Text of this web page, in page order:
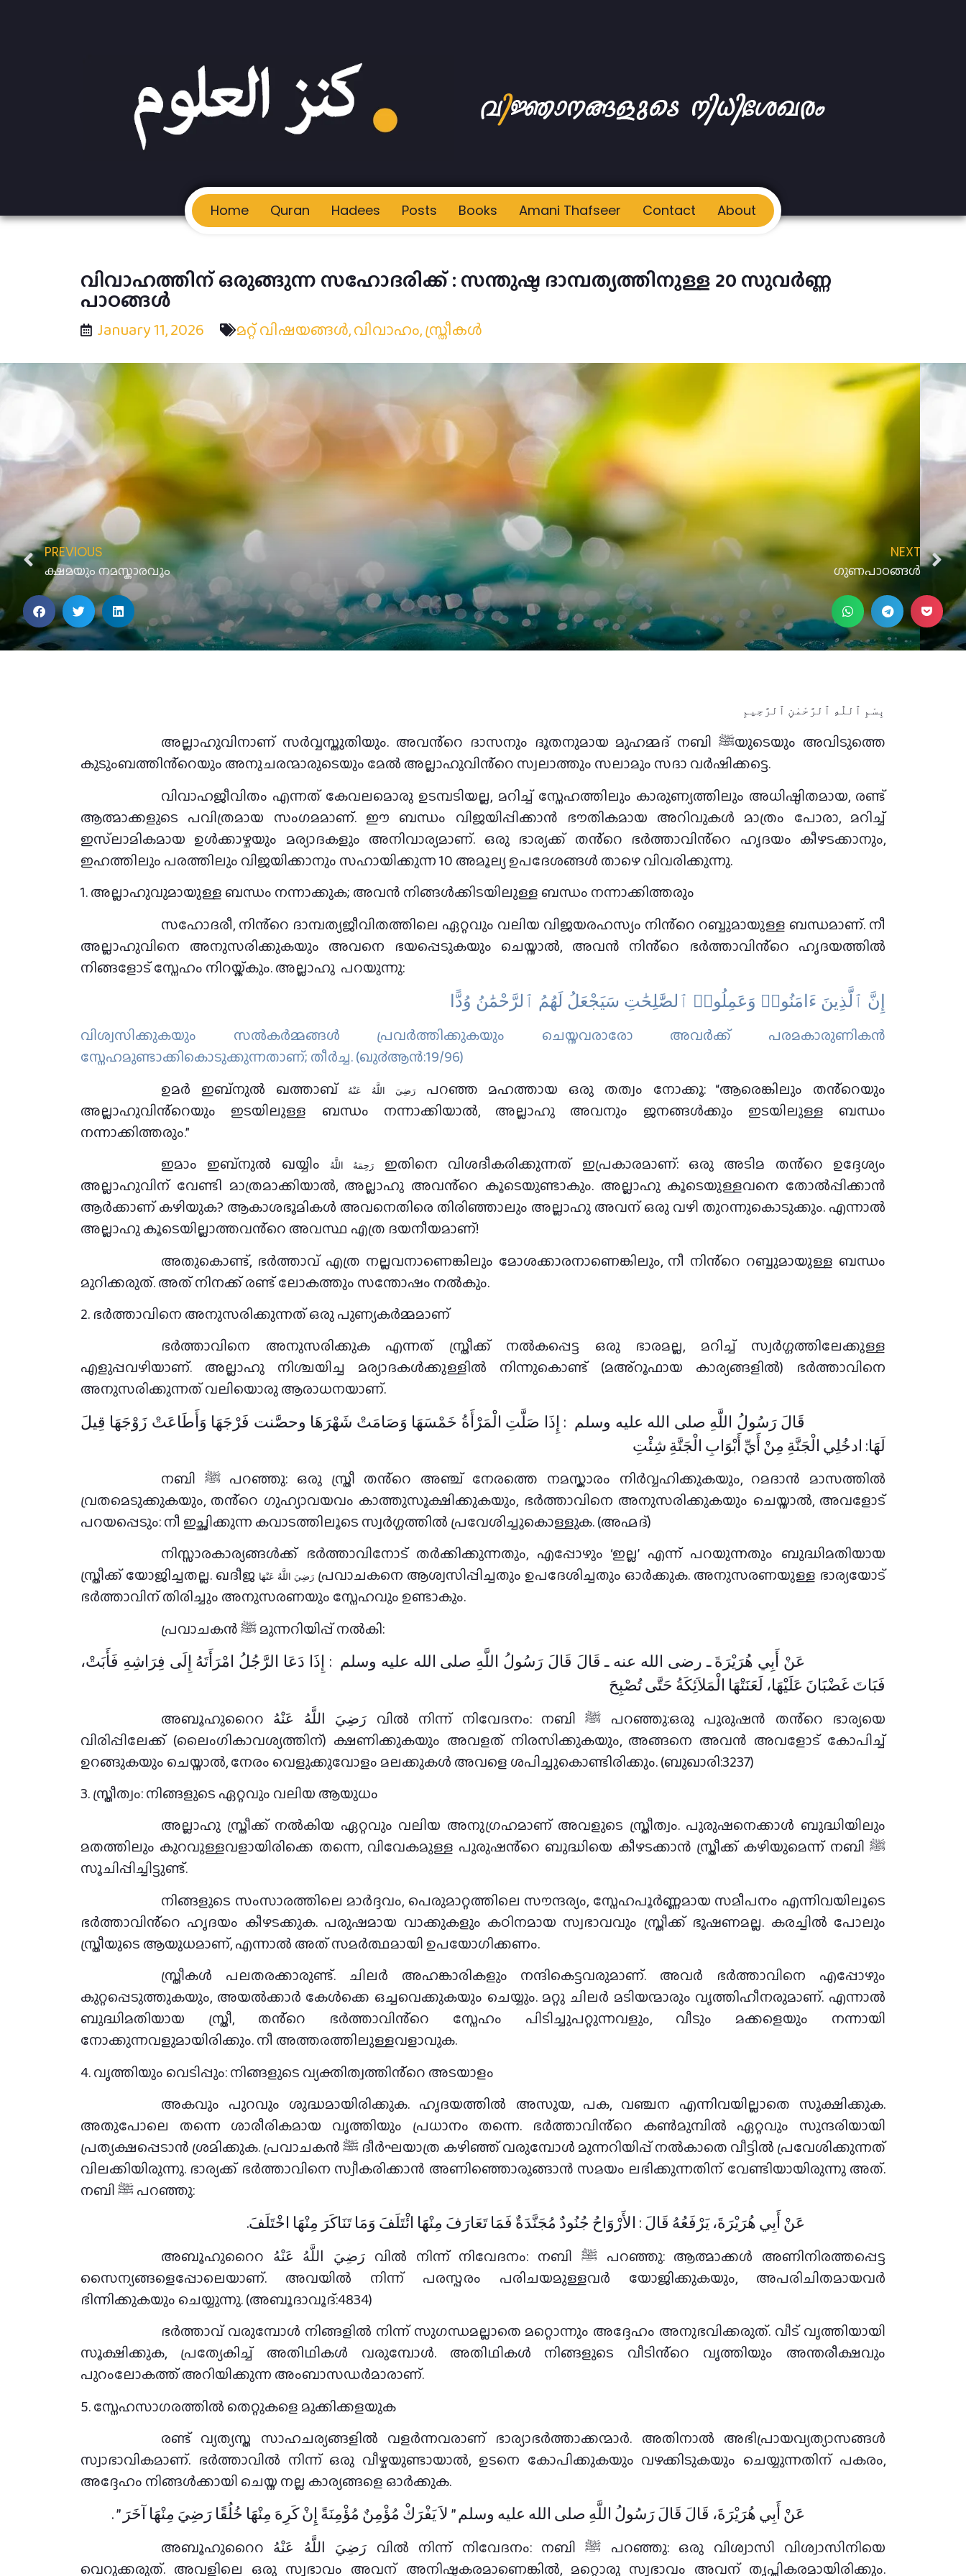
Home Quran Hadees Posts Books Amani Thafseer Contact About
വിവാഹത്തിന് ഒരുങ്ങുന്ന സഹോദരിക്ക് : സന്തുഷ്ട ദാമ്പത്യത്തിനുള്ള 20 സുവർണ്ണ
പാഠങ്ങൾ
January 11, 2026 മറ്റ് വിഷയങ്ങള്‍,വിവാഹം,സ്ത്രീകള്‍
PREVIOUS
ക്ഷമയും നമസ്കാരവും
NEXT
ഗുണപാഠങ്ങൾ
بِسْمِ ٱللّٰهِ ٱلرَّحْمٰنِ ٱلرَّحِيمِ
അല്ലാഹുവിനാണ് സർവ്വസ്തുതിയും. അവൻ്റെ ദാസനും ദൂതനുമായ മുഹമ്മദ് നബി ﷺയുടെയും അവിടുത്തെ
കുടുംബത്തിൻ്റെയും അനുചരന്മാരുടെയും മേൽ അല്ലാഹുവിൻ്റെ സ്വലാത്തും സലാമും സദാ വർഷിക്കട്ടെ.
വിവാഹജീവിതം എന്നത് കേവലമൊരു ഉടമ്പടിയല്ല, മറിച്ച് സ്നേഹത്തിലും കാരുണ്യത്തിലും അധിഷ്ഠിതമായ, രണ്ട്
ആത്മാക്കളുടെ പവിത്രമായ സംഗമമാണ്. ഈ ബന്ധം വിജയിപ്പിക്കാൻ ഭൗതികമായ അറിവുകൾ മാത്രം പോരാ, മറിച്ച്
ഇസ്‌ലാമികമായ ഉൾക്കാഴ്ചയും മര്യാദകളും അനിവാര്യമാണ്. ഒരു ഭാര്യക്ക് തൻ്റെ ഭർത്താവിൻ്റെ ഹൃദയം കീഴടക്കാനും,
ഇഹത്തിലും പരത്തിലും വിജയിക്കാനും സഹായിക്കുന്ന 10 അമൂല്യ ഉപദേശങ്ങൾ താഴെ വിവരിക്കുന്നു.
1. അല്ലാഹുവുമായുള്ള ബന്ധം നന്നാക്കുക; അവൻ നിങ്ങൾക്കിടയിലുള്ള ബന്ധം നന്നാക്കിത്തരും
സഹോദരീ, നിൻ്റെ ദാമ്പത്യജീവിതത്തിലെ ഏറ്റവും വലിയ വിജയരഹസ്യം നിൻ്റെ റബ്ബുമായുള്ള ബന്ധമാണ്. നീ
അല്ലാഹുവിനെ അനുസരിക്കുകയും അവനെ ഭയപ്പെടുകയും ചെയ്താൽ, അവൻ നിൻ്റെ ഭർത്താവിൻ്റെ ഹൃദയത്തിൽ
നിങ്ങളോട് സ്നേഹം നിറയ്ക്കും. അല്ലാഹു പറയുന്നു:
إِنَّ ٱلَّذِينَ ءَامَنُوا۟ وَعَمِلُوا۟ ٱلصَّٰلِحَٰتِ سَيَجْعَلُ لَهُمُ ٱلرَّحْمَٰنُ وُدًّا
വിശ്വസിക്കുകയും സല്‍കര്‍മ്മങ്ങള്‍ പ്രവര്‍ത്തിക്കുകയും ചെയ്തവരാരോ അവര്‍ക്ക് പരമകാരുണികന്‍
സ്നേഹമുണ്ടാക്കികൊടുക്കുന്നതാണ്‌; തീര്‍ച്ച. (ഖു൪ആന്‍:19/96)
ഉമർ ഇബ്നുൽ ഖത്താബ്
رَضِيَ اللَّهُ عَنْهُപറഞ്ഞ മഹത്തായ ഒരു തത്വം നോക്കൂ: “ആരെങ്കിലും തൻ്റെയും
അല്ലാഹുവിൻ്റെയും ഇടയിലുള്ള ബന്ധം നന്നാക്കിയാൽ, അല്ലാഹു അവനും ജനങ്ങൾക്കും ഇടയിലുള്ള ബന്ധം
നന്നാക്കിത്തരും.”
ഇമാം ഇബ്നുൽ ഖയ്യിം
رَحِمَهُ اللَّهُ
ഇതിനെ വിശദീകരിക്കുന്നത് ഇപ്രകാരമാണ്: ഒരു അടിമ തൻ്റെ ഉദ്ദേശ്യം
അല്ലാഹുവിന് വേണ്ടി മാത്രമാക്കിയാൽ, അല്ലാഹു അവൻ്റെ കൂടെയുണ്ടാകും. അല്ലാഹു കൂടെയുള്ളവനെ തോൽപ്പിക്കാൻ
ആർക്കാണ് കഴിയുക? ആകാശഭൂമികൾ അവനെതിരെ തിരിഞ്ഞാലും അല്ലാഹു അവന് ഒരു വഴി തുറന്നുകൊടുക്കും. എന്നാൽ
അല്ലാഹു കൂടെയില്ലാത്തവൻ്റെ അവസ്ഥ എത്ര ദയനീയമാണ്!
അതുകൊണ്ട്, ഭർത്താവ് എത്ര നല്ലവനാണെങ്കിലും മോശക്കാരനാണെങ്കിലും, നീ നിൻ്റെ റബ്ബുമായുള്ള ബന്ധം
മുറിക്കരുത്. അത് നിനക്ക് രണ്ട് ലോകത്തും സന്തോഷം നൽകും.
2. ഭർത്താവിനെ അനുസരിക്കുന്നത് ഒരു പുണ്യകർമ്മമാണ്
ഭർത്താവിനെ അനുസരിക്കുക എന്നത് സ്ത്രീക്ക് നൽകപ്പെട്ട ഒരു ഭാരമല്ല, മറിച്ച് സ്വർഗ്ഗത്തിലേക്കുള്ള
എളുപ്പവഴിയാണ്. അല്ലാഹു നിശ്ചയിച്ച മര്യാദകൾക്കുള്ളിൽ നിന്നുകൊണ്ട് (മഅ്റൂഫായ കാര്യങ്ങളിൽ) ഭർത്താവിനെ
അനുസരിക്കുന്നത് വലിയൊരു ആരാധനയാണ്.
قَالَ رَسُولُ اللَّهِ صلى الله عليه وسلم ‏ :‏ إِذَا صَلَّتِ الْمَرْأَةُ خَمْسَهَا وَصَامَتْ شَهْرَهَا وحصَّنت فَرْجَهَا وَأَطَاعَتْ زَوْجَهَا قِيلَ
لَهَا: ادخُلِي الْجَنَّةِ مِنْ أَيِّ أَبْوَابِ الْجَنَّةِ شِئْتِ
നബി ﷺ പറഞ്ഞു: ഒരു സ്ത്രീ തൻ്റെ അഞ്ച് നേരത്തെ നമസ്കാരം നിർവ്വഹിക്കുകയും, റമദാൻ മാസത്തിൽ
വ്രതമെടുക്കുകയും, തൻ്റെ ഗുഹ്യാവയവം കാത്തുസൂക്ഷിക്കുകയും, ഭർത്താവിനെ അനുസരിക്കുകയും ചെയ്താൽ, അവളോട്
പറയപ്പെടും: നീ ഇച്ഛിക്കുന്ന കവാടത്തിലൂടെ സ്വർഗ്ഗത്തിൽ പ്രവേശിച്ചുകൊള്ളുക. (അഹ്മദ്)
നിസ്സാരകാര്യങ്ങൾക്ക് ഭർത്താവിനോട് തർക്കിക്കുന്നതും, എപ്പോഴും ‘ഇല്ല’ എന്ന് പറയുന്നതും ബുദ്ധിമതിയായ
സ്ത്രീക്ക് യോജിച്ചതല്ല. ഖദീജ رَضِيَ اللَّهُ عَنْهَا പ്രവാചകനെ ആശ്വസിപ്പിച്ചതും ഉപദേശിച്ചതും ഓർക്കുക. അനുസരണയുള്ള ഭാര്യയോട്
ഭർത്താവിന് തിരിച്ചും അനുസരണയും സ്നേഹവും ഉണ്ടാകും.
പ്രവാചകൻ ﷺ മുന്നറിയിപ്പ് നൽകി:
عَنْ أَبِي هُرَيْرَةَ ـ رضى الله عنه ـ قَالَ قَالَ رَسُولُ اللَّهِ صلى الله عليه وسلم ‏ :‏ إِذَا دَعَا الرَّجُلُ امْرَأَتَهُ إِلَى فِرَاشِهِ فَأَبَتْ،
فَبَاتَ غَضْبَانَ عَلَيْهَا، لَعَنَتْهَا الْمَلاَئِكَةُ حَتَّى تُصْبِحَ ‏
അബൂഹുറൈറ رَضِيَ اللَّهُ عَنْهُ വിൽ നിന്ന് നിവേദനം: നബി ﷺ പറഞ്ഞു:ഒരു പുരുഷൻ തൻ്റെ ഭാര്യയെ
വിരിപ്പിലേക്ക് (ലൈംഗികാവശ്യത്തിന്) ക്ഷണിക്കുകയും അവളത് നിരസിക്കുകയും, അങ്ങനെ അവൻ അവളോട് കോപിച്ച്
ഉറങ്ങുകയും ചെയ്താൽ, നേരം വെളുക്കുവോളം മലക്കുകൾ അവളെ ശപിച്ചുകൊണ്ടിരിക്കും. (ബുഖാരി:3237)
3. സ്ത്രീത്വം: നിങ്ങളുടെ ഏറ്റവും വലിയ ആയുധം
അല്ലാഹു സ്ത്രീക്ക് നൽകിയ ഏറ്റവും വലിയ അനുഗ്രഹമാണ് അവളുടെ സ്ത്രീത്വം. പുരുഷനെക്കാൾ ബുദ്ധിയിലും
മതത്തിലും കുറവുള്ളവളായിരിക്കെ തന്നെ, വിവേകമുള്ള പുരുഷൻ്റെ ബുദ്ധിയെ കീഴടക്കാൻ സ്ത്രീക്ക് കഴിയുമെന്ന് നബി ﷺ
സൂചിപ്പിച്ചിട്ടുണ്ട്.
നിങ്ങളുടെ സംസാരത്തിലെ മാർദ്ദവം, പെരുമാറ്റത്തിലെ സൗന്ദര്യം, സ്നേഹപൂർണ്ണമായ സമീപനം എന്നിവയിലൂടെ
ഭർത്താവിൻ്റെ ഹൃദയം കീഴടക്കുക. പരുഷമായ വാക്കുകളും കഠിനമായ സ്വഭാവവും സ്ത്രീക്ക് ഭൂഷണമല്ല. കരച്ചിൽ പോലും
സ്ത്രീയുടെ ആയുധമാണ്, എന്നാൽ അത് സമർത്ഥമായി ഉപയോഗിക്കണം.
സ്ത്രീകൾ പലതരക്കാരുണ്ട്. ചിലർ അഹങ്കാരികളും നന്ദികെട്ടവരുമാണ്. അവർ ഭർത്താവിനെ എപ്പോഴും
കുറ്റപ്പെടുത്തുകയും, അയൽക്കാർ കേൾക്കെ ഒച്ചവെക്കുകയും ചെയ്യും. മറ്റു ചിലർ മടിയന്മാരും വൃത്തിഹീനരുമാണ്. എന്നാൽ
ബുദ്ധിമതിയായ സ്ത്രീ, തൻ്റെ ഭർത്താവിൻ്റെ സ്നേഹം പിടിച്ചുപറ്റുന്നവളും, വീടും മക്കളെയും നന്നായി
നോക്കുന്നവളുമായിരിക്കും. നീ അത്തരത്തിലുള്ളവളാവുക.
4. വൃത്തിയും വെടിപ്പും: നിങ്ങളുടെ വ്യക്തിത്വത്തിൻ്റെ അടയാളം
അകവും പുറവും ശുദ്ധമായിരിക്കുക. ഹൃദയത്തിൽ അസൂയ, പക, വഞ്ചന എന്നിവയില്ലാതെ സൂക്ഷിക്കുക.
അതുപോലെ തന്നെ ശാരീരികമായ വൃത്തിയും പ്രധാനം തന്നെ. ഭർത്താവിൻ്റെ കൺമുമ്പിൽ ഏറ്റവും സുന്ദരിയായി
പ്രത്യക്ഷപ്പെടാൻ ശ്രമിക്കുക. പ്രവാചകൻ ﷺ ദീർഘയാത്ര കഴിഞ്ഞ് വരുമ്പോൾ മുന്നറിയിപ്പ് നൽകാതെ വീട്ടിൽ പ്രവേശിക്കുന്നത്
വിലക്കിയിരുന്നു. ഭാര്യക്ക് ഭർത്താവിനെ സ്വീകരിക്കാൻ അണിഞ്ഞൊരുങ്ങാൻ സമയം ലഭിക്കുന്നതിന് വേണ്ടിയായിരുന്നു അത്.
നബി ﷺ പറഞ്ഞു:
عَنْ أَبِي هُرَيْرَةَ، يَرْفَعُهُ قَالَ : الأَرْوَاحُ جُنُودٌ مُجَنَّدَةٌ فَمَا تَعَارَفَ مِنْهَا ائْتَلَفَ وَمَا تَنَاكَرَ مِنْهَا اخْتَلَفَ‏.‏
അബൂഹുറൈറ رَضِيَ اللَّهُ عَنْهُ വിൽ നിന്ന് നിവേദനം: നബി ﷺ പറഞ്ഞു: ആത്മാക്കൾ അണിനിരത്തപ്പെട്ട
സൈന്യങ്ങളെപ്പോലെയാണ്. അവയിൽ നിന്ന് പരസ്പരം പരിചയമുള്ളവർ യോജിക്കുകയും, അപരിചിതമായവർ
ഭിന്നിക്കുകയും ചെയ്യുന്നു. (അബൂദാവൂദ്:4834)
ഭർത്താവ് വരുമ്പോൾ നിങ്ങളിൽ നിന്ന് സുഗന്ധമല്ലാതെ മറ്റൊന്നും അദ്ദേഹം അനുഭവിക്കരുത്. വീട് വൃത്തിയായി
സൂക്ഷിക്കുക, പ്രത്യേകിച്ച് അതിഥികൾ വരുമ്പോൾ. അതിഥികൾ നിങ്ങളുടെ വീടിൻ്റെ വൃത്തിയും അന്തരീക്ഷവും
പുറംലോകത്ത് അറിയിക്കുന്ന അംബാസഡർമാരാണ്.
5. സ്നേഹസാഗരത്തിൽ തെറ്റുകളെ മുക്കിക്കളയുക
രണ്ട് വ്യത്യസ്ത സാഹചര്യങ്ങളിൽ വളർന്നവരാണ് ഭാര്യാഭർത്താക്കന്മാർ. അതിനാൽ അഭിപ്രായവ്യത്യാസങ്ങൾ
സ്വാഭാവികമാണ്. ഭർത്താവിൽ നിന്ന് ഒരു വീഴ്ചയുണ്ടായാൽ, ഉടനെ കോപിക്കുകയും വഴക്കിടുകയും ചെയ്യുന്നതിന് പകരം,
അദ്ദേഹം നിങ്ങൾക്കായി ചെയ്ത നല്ല കാര്യങ്ങളെ ഓർക്കുക.
عَنْ أَبِي هُرَيْرَةَ، قَالَ قَالَ رَسُولُ اللَّهِ صلى الله عليه وسلم ‏”‏ لاَ يَفْرَكْ مُؤْمِنٌ مُؤْمِنَةً إِنْ كَرِهَ مِنْهَا خُلُقًا رَضِيَ مِنْهَا آخَرَ ‏”‏ ‏.‏
അബൂഹുറൈറ رَضِيَ اللَّهُ عَنْهُ വിൽ നിന്ന് നിവേദനം: നബി ﷺ പറഞ്ഞു: ഒരു വിശ്വാസി വിശ്വാസിനിയെ
വെറുക്കരുത്. അവളിലെ ഒരു സ്വഭാവം അവന് അനിഷ്ടകരമാണെങ്കിൽ, മറ്റൊരു സ്വഭാവം അവന് തൃപ്തികരമായിരിക്കും.